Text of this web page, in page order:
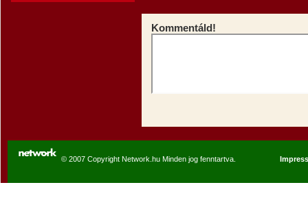
Kommentáld!
© 2007 Copyright Network.hu Minden jog fenntartva.